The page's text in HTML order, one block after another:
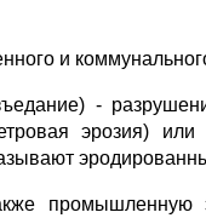
и
-
эрозия)
промышленную